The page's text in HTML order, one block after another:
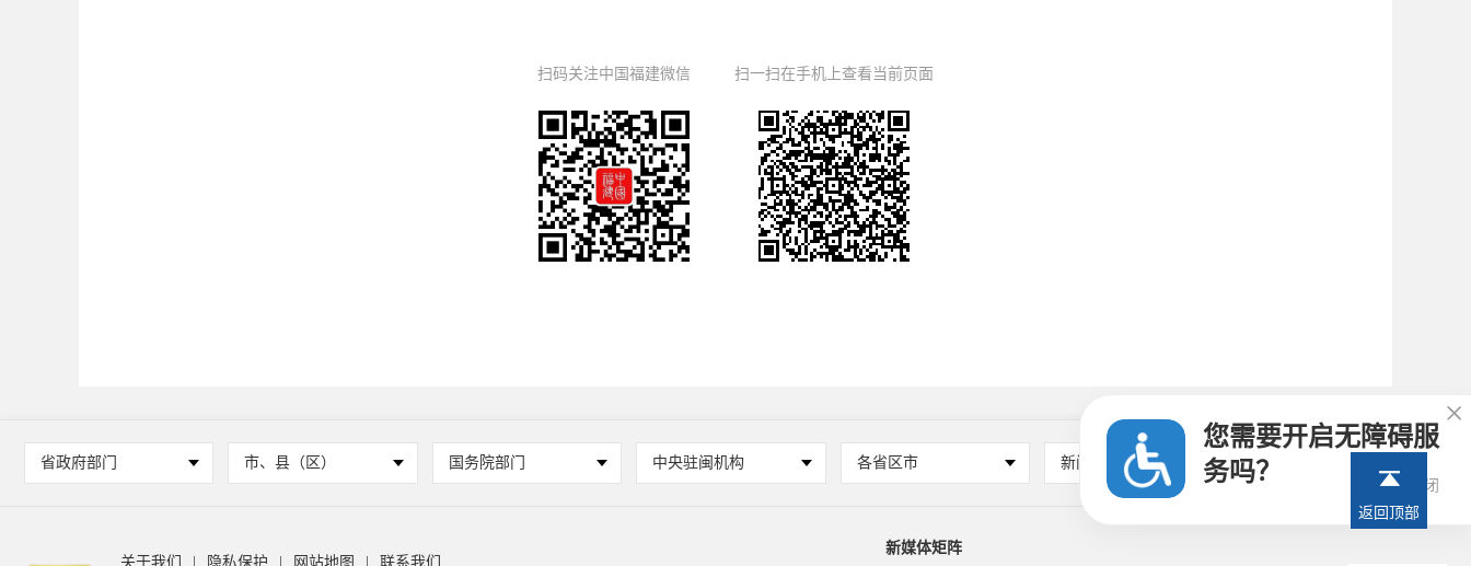
扫码关注中国福建微信 扫一扫在手机上查看当前页面
省政府部门 市、县（区） 国务院部门 中央驻闽机构 各省区市 新闻媒体 其他
关于我们 隐私保护 网站地图 联系我们
新媒体矩阵
返回顶部
您需要开启无障碍服
务吗？
21秒后关闭
